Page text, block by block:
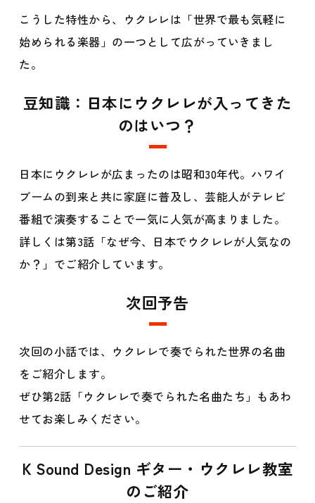
こうした特性から、ウクレレは「世界で最も気軽に
始められる楽器」の一つとして広がっていきまし
た。
豆知識：日本にウクレレが入ってきた
のはいつ？
日本にウクレレが広まったのは昭和30年代。ハワイ
ブームの到来と共に家庭に普及し、芸能人がテレビ
番組で演奏することで一気に人気が高まりました。
詳しくは第3話「なぜ今、日本でウクレレが人気なの
か？」 でご紹介しています。
次回予告
次回の小話では、ウクレレで奏でられた世界の名曲
をご紹介します。
ぜひ第2話「ウクレレで奏でられた名曲たち」 もあわ
せてお楽しみください。
K Sound Design ギター・ウクレレ教室
のご紹介